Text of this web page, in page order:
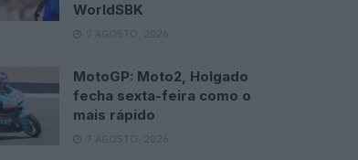
WorldSBK
7 AGOSTO, 2026
MotoGP: Moto2, Holgado
fecha sexta-feira como o
mais rápido
7 AGOSTO, 2026